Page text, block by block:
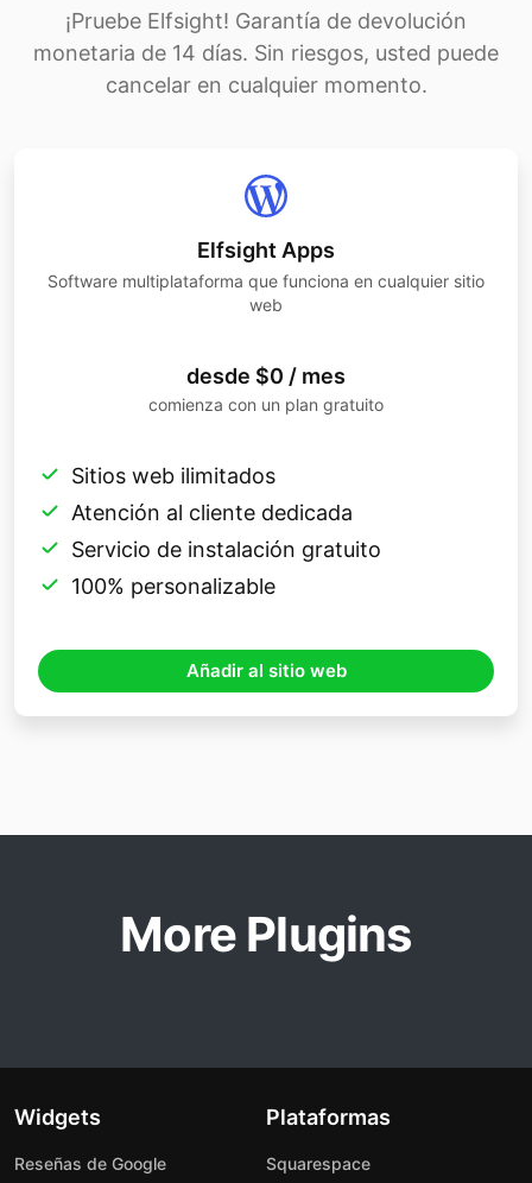
¡Pruebe Elfsight! Garantía de devolución
monetaria de 14 días. Sin riesgos, usted puede
cancelar en cualquier momento.
Elfsight Apps
Software multiplataforma que funciona en cualquier sitio
web
desde $0 / mes
comienza con un plan gratuito
Sitios web ilimitados
Atención al cliente dedicada
Servicio de instalación gratuito
100% personalizable
Añadir al sitio web
More Plugins
Widgets
Reseñas de Google
Plataformas
Squarespace